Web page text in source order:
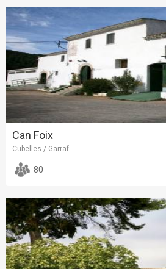
Can Foix
Cubelles / Garraf
80